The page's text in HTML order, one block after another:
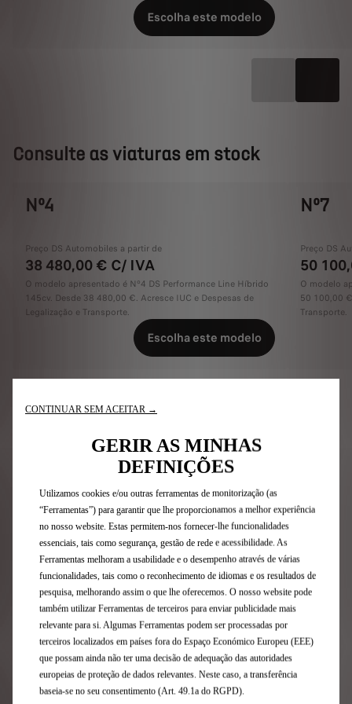
Escolha este modelo
Consulte as viaturas em stock
Nº4
Preço DS Automobiles a partir de
38 480,00 € C/ IVA
O modelo apresentado é Nº4 DS Performance Line Híbrido
145cv. Desde 38 480,00 €. Acresce IUC e Despesas de
Legalização e Transporte.
Escolha este modelo
Nº7
Preço DS
50
O modelo
50 100,00
Transporte.
FAQ - Perguntas Frequentes
Para mais informações sobre o processo de compra
online, consulte o artigo 3 – FASE DA ENCOMENDA NA DS
STORE nas Condições Gerais de Vendaaqui.
Quais são os próximos passos?
Como encomendar online?
Garantia de devolução de 14 dias
CONTINUAR SEM ACEITAR →
GERIR AS MINHAS
DEFINIÇÕES
Utilizamos cookies e/ou outras ferramentas de monitorização (as
“Ferramentas”) para garantir que lhe proporcionamos a melhor experiência
no nosso website. Estas permitem-nos fornecer-lhe funcionalidades
essenciais, tais como segurança, gestão de rede e acessibilidade. As
Ferramentas melhoram a usabilidade e o desempenho através de várias
funcionalidades, tais como o reconhecimento de idiomas e os resultados de
pesquisa, melhorando assim o que lhe oferecemos. O nosso website pode
também utilizar Ferramentas de terceiros para enviar publicidade mais
relevante para si. Algumas Ferramentas podem ser processadas por
terceiros localizados em países fora do Espaço Económico Europeu (EEE)
que possam ainda não ter uma decisão de adequação das autoridades
europeias de proteção de dados relevantes. Neste caso, a transferência
baseia-se no seu consentimento (Art. 49.1a do RGPD).